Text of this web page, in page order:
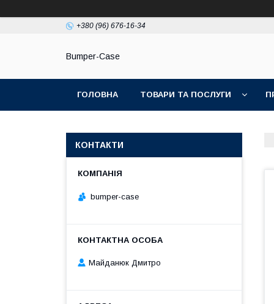
+380 (96) 676-16-34
Bumper-Case
ГОЛОВНА ТОВАРИ ТА ПОСЛУГИ
КОНТАКТИ
bumper-case
Майданюк Дмитро